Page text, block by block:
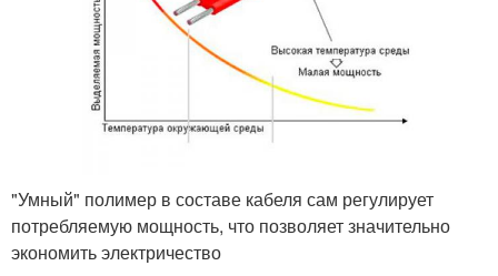
"Умный" полимер в составе кабеля сам регулирует
потребляемую мощность, что позволяет значительно
экономить электричество